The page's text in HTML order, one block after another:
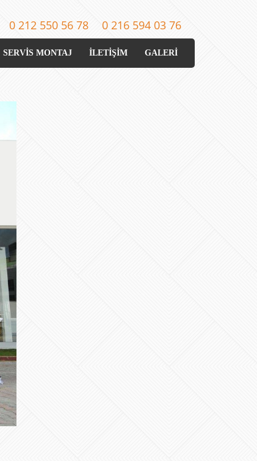
0 212 550 56 78 0 216 594 03 76
SERVİS MONTAJ İLETİŞİM GALERİ